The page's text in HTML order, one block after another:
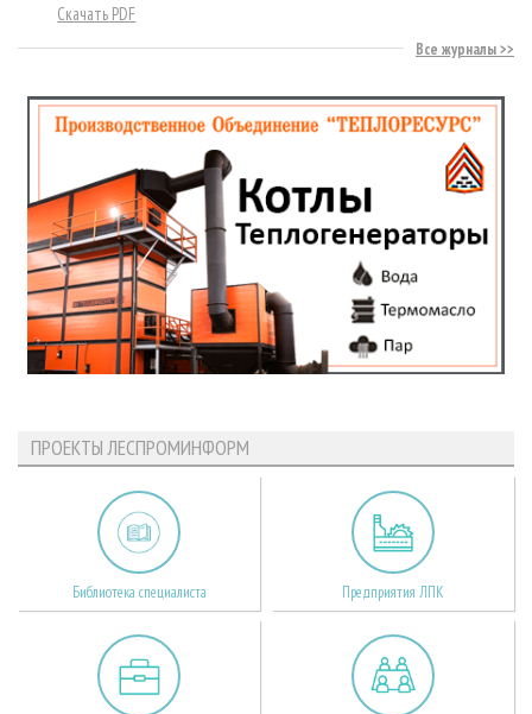
Скачать PDF
Все журналы
ПРОЕКТЫ ЛЕСПРОМИНФОРМ
Библиотека специалиста Предприятия ЛПК